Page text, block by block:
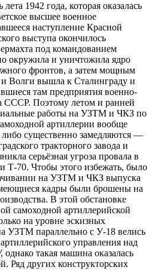
1942 года, которая оказалась
высшее военное
наступление Красной
выступа окончилось
под командованием
окружила и уничтожила ядро
фронтов, а затем мощным
Волги вышла к Сталинграду и
там предприятия военно-
СССР. Поэтому летом и ранней
работы на УЗТМ и ЧКЗ по
артиллерии вообще
существенно замедляются —
тракторного завода и
серьёзная угроза провала в
Т-70. Чтобы этого избежать, было
на УЗТМ и ЧКЗ выпуска
кадры были брошены на
В этой обстановке
самоходной артиллерийской
на уровне эскизных
УЗТМ параллельно с У-18 велись
управления над
такая машина оказалась
Ряд других конструкторских